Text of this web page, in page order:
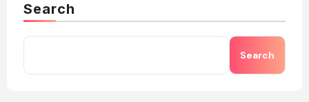
Search
Search